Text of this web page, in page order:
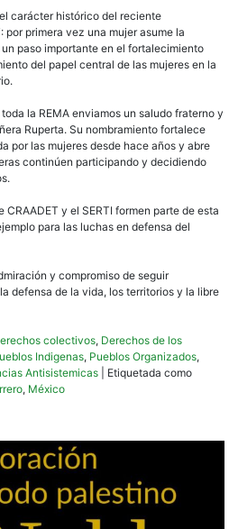
carácter histórico del reciente
por primera vez una mujer asume la
paso importante en el fortalecimiento
del papel central de las mujeres en la
la REMA enviamos un saludo fraterno y
Ruperta. Su nombramiento fortalece
por las mujeres desde hace años y abre
continúen participando y decidiendo
CRAADET y el SERTI formen parte de esta
para las luchas en defensa del
y compromiso de seguir
defensa de la vida, los territorios y la libre
colectivos, Derechos de los
Indigenas, Pueblos Organizados,
Antisistemicas
Etiquetada como
, México